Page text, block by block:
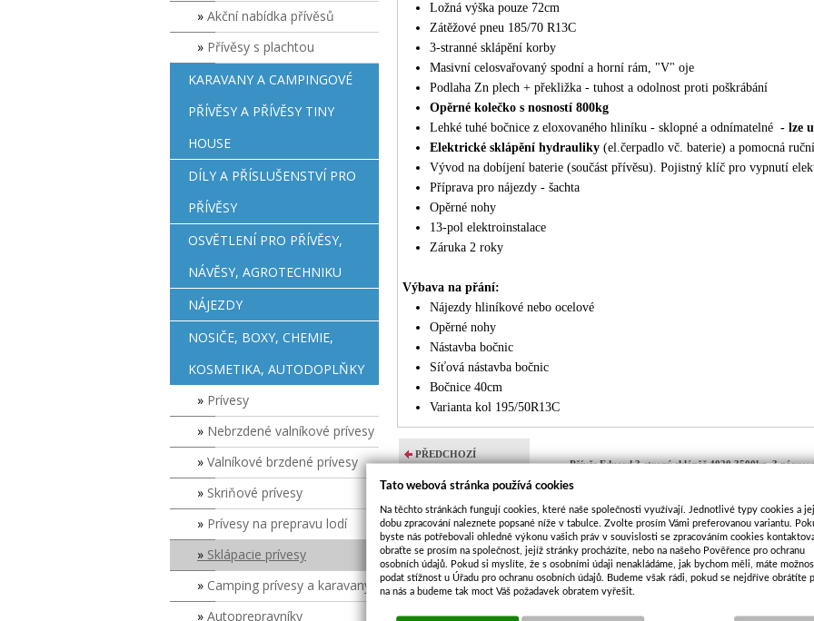
Akční nabídka přívěsů
Přívěsy s plachtou
KARAVANY A CAMPINGOVÉ
PŘÍVĚSY A PŘÍVĚSY TINY
HOUSE
DÍLY A PŘÍSLUŠENSTVÍ PRO
PŘÍVĚSY
OSVĚTLENÍ PRO PŘÍVĚSY,
NÁVĚSY, AGROTECHNIKU
NÁJEZDY
NOSIČE, BOXY, CHEMIE,
KOSMETIKA, AUTODOPLŇKY
Prívesy
Nebrzdené valníkové prívesy
Valníkové brzdené prívesy
Skriňové prívesy
Prívesy na prepravu lodí
Sklápacie prívesy
Camping prívesy a karavany
Autoprepravníky
Ložná výška pouze 72cm
Zátěžové pneu 185/70 R13C
3-stranné sklápění korby
Masivní celosvařovaný spodní a horní rám, "V" oje
Podlaha Zn plech + překližka - tuhost a odolnost proti poškrábání
Opěrné kolečko s nosností 800kg
Lehké tuhé bočnice z eloxovaného hliníku - sklopné a odnímatelné - lze
Elektrické sklápění hydrauliky (el.čerpadlo vč. baterie) a pomocná
Vývod na dobíjení baterie (součást přívěsu). Pojistný klíč pro vypnutí
Příprava pro nájezdy - šachta
Opěrné nohy
13-pol elektroinstalace
Záruka 2 roky
Výbava na přání:
Nájezdy hliníkové nebo ocelové
Opěrné nohy
Nástavba bočnic
Síťová nástavba bočnic
Bočnice 40cm
Varianta kol 195/50R13C
PŘEDCHOZÍ
Přívěs Eduard 3-straný sklápěč 4020 3500kg, 3
Tato webová stránka používá cookies
Na těchto stránkách fungují cookies, které naše společnosti využívají. Jednotlivé typy cookies a
dobu zpracování naleznete popsané níže v tabulce. Zvolte prosím Vámi preferovanou variantu.
byste nás potřebovali ohledně výkonu vašich práv v souvislosti se zpracováním cookies
obraťte se prosím na společnost, jejíž stránky procházíte, nebo na našeho Pověřence pro ochranu
osobních údajů. Pokud si myslíte, že s osobními údaji nenakládáme, jak bychom měli, máte
podat stížnost u Úřadu pro ochranu osobních údajů. Budeme však rádi, pokud se nejdříve obrátíte
na nás a budeme tak moct Váš požadavek obratem vyřešit.